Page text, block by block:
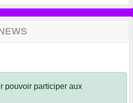
pouvoir participer aux